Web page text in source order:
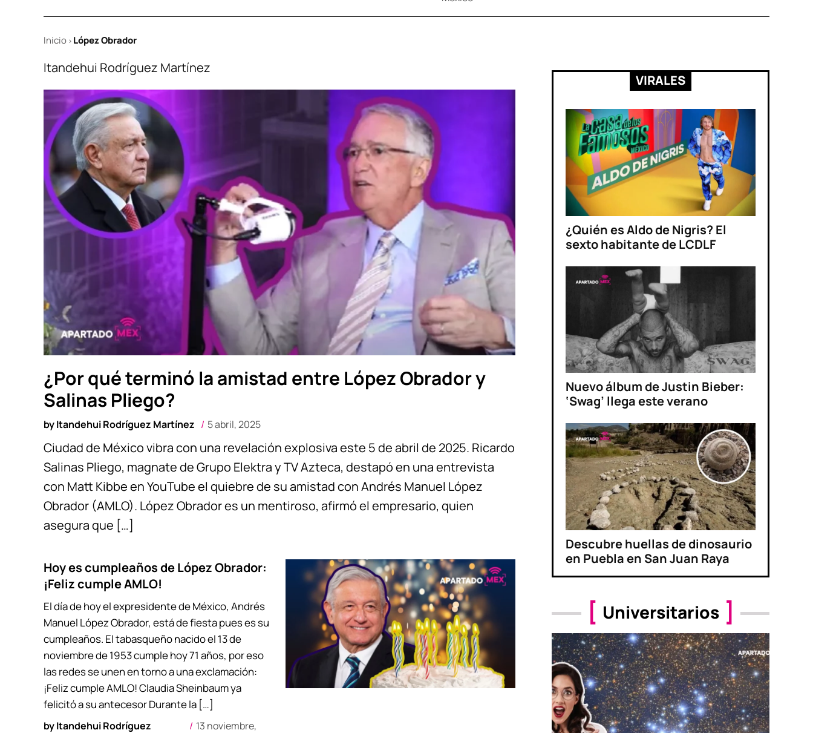
Inicio > López Obrador
Itandehui Rodríguez Martínez
¿Por qué terminó la amistad entre López Obrador y
Salinas Pliego?
byItandehui Rodríguez Martínez 5 abril, 2025
Ciudad de México vibra con una revelación explosiva este 5 de abril de 2025. Ricardo
Salinas Pliego, magnate de Grupo Elektra y TV Azteca, destapó en una entrevista
con Matt Kibbe en YouTube el quiebre de su amistad con Andrés Manuel López
Obrador (AMLO). López Obrador es un mentiroso, afirmó el empresario, quien
asegura que […]
Hoy es cumpleaños de López Obrador:
¡Feliz cumple AMLO!
byItandehui Rodríguez
13 noviembre,
El día de hoy el expresidente de México, Andrés
Manuel López Obrador, está de fiesta pues es su
cumpleaños. El tabasqueño nacido el 13 de
noviembre de 1953 cumple hoy 71 años, por eso
las redes se unen en torno a una exclamación:
¡Feliz cumple AMLO! Claudia Sheinbaum ya
felicitó a su antecesor Durante la […]
VIRALES
¿Quién es Aldo de Nigris? El
sexto habitante de LCDLF
Nuevo álbum de Justin Bieber:
‘Swag’ llega este verano
Descubre huellas de dinosaurio
en Puebla en San Juan Raya
Universitarios